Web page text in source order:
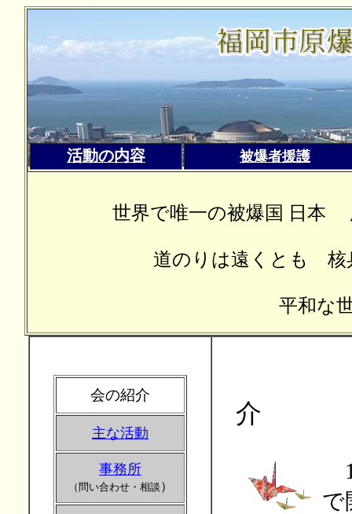
活動の内容 被爆者援護
世界で唯一の被爆国 日本
道のりは遠くとも
平和な
会の紹介
主な活動
事務所
（問い合わせ・相談 ）
介
で